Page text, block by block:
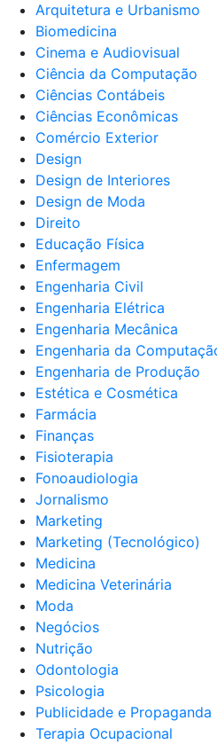
Arquitetura e Urbanismo
Biomedicina
Cinema e Audiovisual
Ciência da Computação
Ciências Contábeis
Ciências Econômicas
Comércio Exterior
Design
Design de Interiores
Design de Moda
Direito
Educação Física
Enfermagem
Engenharia Civil
Engenharia Elétrica
Engenharia Mecânica
Engenharia da
Engenharia de Produção
Estética e Cosmética
Farmácia
Finanças
Fisioterapia
Fonoaudiologia
Jornalismo
Marketing
Marketing (Tecnológico)
Medicina
Medicina Veterinária
Moda
Negócios
Nutrição
Odontologia
Psicologia
Publicidade e Propaganda
Terapia Ocupacional